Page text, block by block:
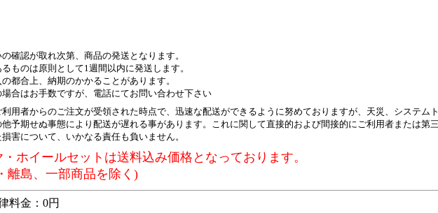
確認が取れ次第、商品の発送となります。
ものは原則として1週間以内に発送します。
都合上、納期のかかることがあります。
場合はお手数ですが、電話にてお問い合わせ下さい
利用者からのご注文が受領された時点で、迅速な配送ができるように努めておりますが、天災、システム
他予期せぬ事態により配送が遅れる事があります。これに関して直接的および間接的にご利用者または第
害について、いかなる責任も負いません。
・ホイールセットは送料込み価格となっております。
離島、一部商品を除く)
料金：0円